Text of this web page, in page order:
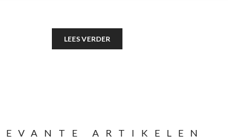
LEES VERDER
ARTIKELEN